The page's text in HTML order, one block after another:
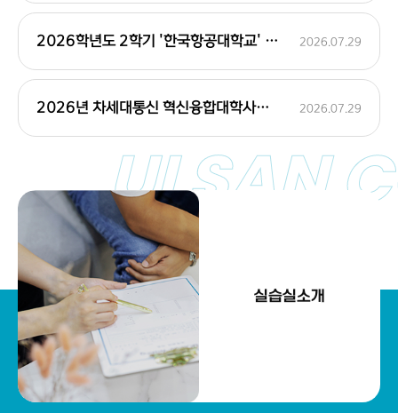
2026학년도 2학기 '한국항공대학교' 학점교류 신청안내(선착순 모집)/ 26. 7. 31.(금) 11:16 선착순 모집 마감 2026.07.29
2026년 차세대통신 혁신융합대학사업_「2026 제조산업 AI 해커톤 현장을 읽는 피지컬 AI」 참여 신청자 모집 2026.07.29
실습실소개
ULSAN